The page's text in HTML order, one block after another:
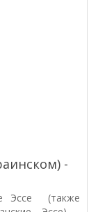
-
Эссе (также